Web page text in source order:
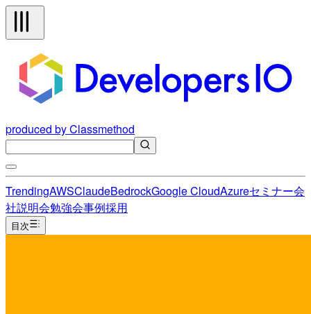
produced by Classmethod
TrendingAWSClaudeBedrockGoogle CloudAzureセミナー会
社説明会勉強会事例採用
目次